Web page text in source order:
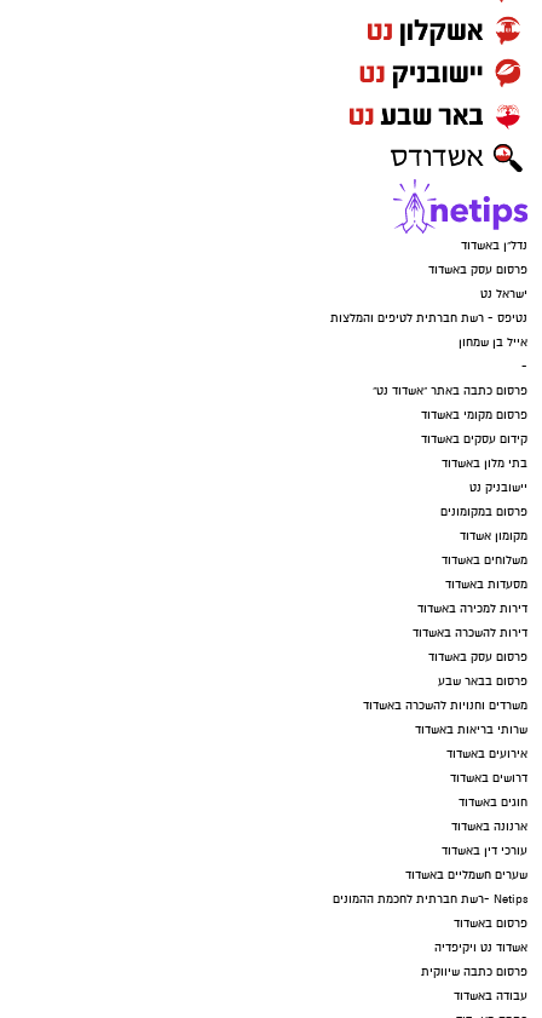
נדל"ן באשדוד
פרסום עסק באשדוד
ישראל נט
נטיפס - רשת חברתית לטיפים והמלצות
אייל בן שמחון
-
פרסום כתבה באתר "אשדוד נט"
פרסום מקומי באשדוד
קידום עסקים באשדוד
בתי מלון באשדוד
יישובניק נט
פרסום במקומונים
מקומון אשדוד
משלוחים באשדוד
מסעדות באשדוד
דירות למכירה באשדוד
דירות להשכרה באשדוד
פרסום עסק באשדוד
פרסום בבאר שבע
משרדים וחנויות להשכרה באשדוד
שרותי בריאות באשדוד
אירועים באשדוד
דרושים באשדוד
חוגים באשדוד
ארנונה באשדוד
עורכי דין באשדוד
שערים חשמליים באשדוד
Netips -רשת חברתית לחכמת ההמונים
פרסום באשדוד
אשדוד נט ויקיפדיה
פרסום כתבה שיווקית
עבודה באשדוד